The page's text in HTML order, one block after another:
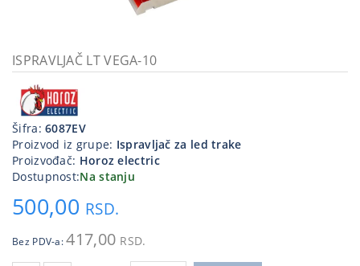
priključci
Kućna
tehnika
Poslovna
oprema,računari
program
ISPRAVLJAČ LT VEGA-10
Šifra:6087EV
Proizvod iz grupe: Ispravljač za led trake
Proizvođač: Horoz electric
Dostupnost:Na stanju
500,00 RSD.
Bez PDV-a: 417,00 RSD.